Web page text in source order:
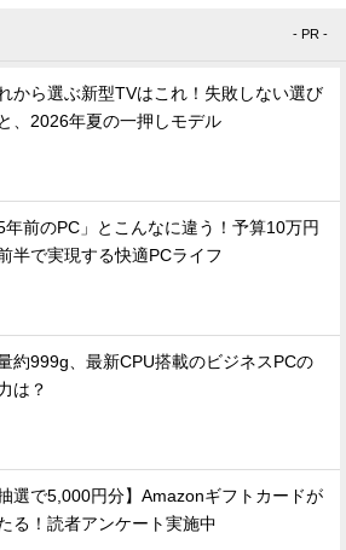
- PR -
から選ぶ新型TVはこれ！失敗しない選び
、2026年夏の一押しモデル
5年前のPC」とこんなに違う！予算10万円
半で実現する快適PCライフ
約999g、最新CPU搭載のビジネスPCの
は？
抽選で5,000円分】Amazonギフトカードが
る！読者アンケート実施中